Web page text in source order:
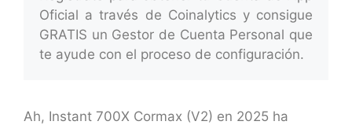
Oficial a través de Coinalytics y consigue
GRATIS un Gestor de Cuenta Personal que
te ayude con el proceso de configuración.
Ah, Instant 700X Cormax (V2) en 2025 ha